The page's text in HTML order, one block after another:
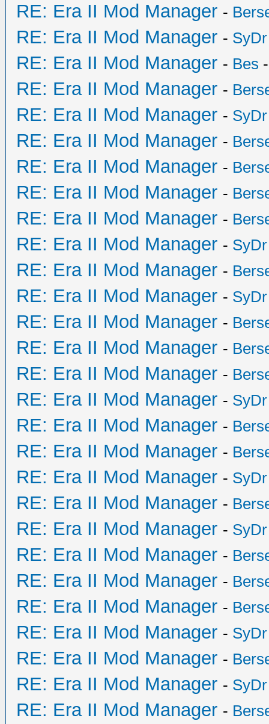
RE: Era II Mod Manager -
RE: Era II Mod Manager - SyDr
RE: Era II Mod Manager - Bes
RE: Era II Mod Manager -
RE: Era II Mod Manager - SyDr
RE: Era II Mod Manager -
RE: Era II Mod Manager -
RE: Era II Mod Manager -
RE: Era II Mod Manager -
RE: Era II Mod Manager - SyDr
RE: Era II Mod Manager -
RE: Era II Mod Manager - SyDr
RE: Era II Mod Manager -
RE: Era II Mod Manager -
RE: Era II Mod Manager -
RE: Era II Mod Manager - SyDr
RE: Era II Mod Manager -
RE: Era II Mod Manager -
RE: Era II Mod Manager - SyDr
RE: Era II Mod Manager -
RE: Era II Mod Manager - SyDr
RE: Era II Mod Manager -
RE: Era II Mod Manager -
RE: Era II Mod Manager -
RE: Era II Mod Manager - SyDr
RE: Era II Mod Manager -
RE: Era II Mod Manager - SyDr
RE: Era II Mod Manager -